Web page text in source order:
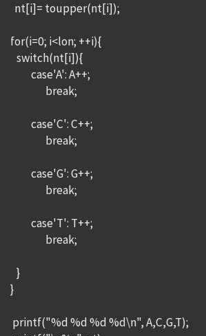
nt[i]= toupper(nt[i]);
for(i=0; i<lon; ++i){
switch(nt[i]){
case'A': A++;
break;
case'C': C++;
break;
case'G': G++;
break;
case'T': T++;
break;
}
}
printf("%d %d %d %d\n", A,C,G,T);